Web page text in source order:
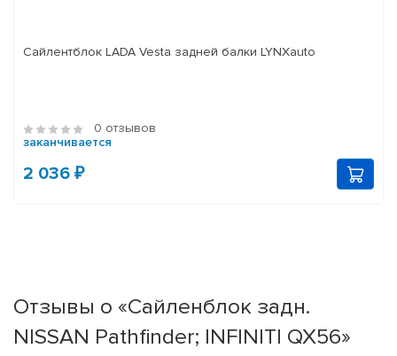
Сайлентблок LADA Vesta задней балки LYNXauto
0 отзывов
заканчивается
2 036 ₽
Отзывы о «Сайленблок задн.
NISSAN Pathfinder; INFINITI QX56»